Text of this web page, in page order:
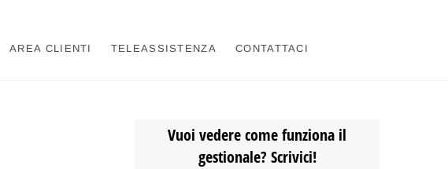
AREA CLIENTI TELEASSISTENZA CONTATTACI
Vuoi vedere come funziona il
gestionale? Scrivici!